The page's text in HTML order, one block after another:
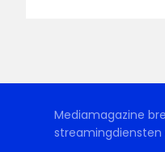
Mediamagazine